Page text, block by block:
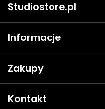
Studiostore.pl
Informacje
Zakupy
Kontakt